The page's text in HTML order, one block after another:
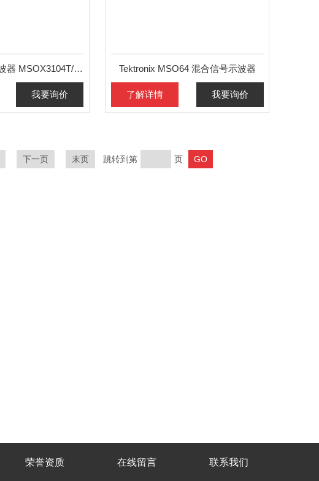
上海供应泰克 示波器 MSOX3104T/1GHz
我要询价
Tektronix MSO64 混合信号示波器
了解详情 我要询价
下一页 末页 跳转到第 页
荣誉资质 在线留言 联系我们